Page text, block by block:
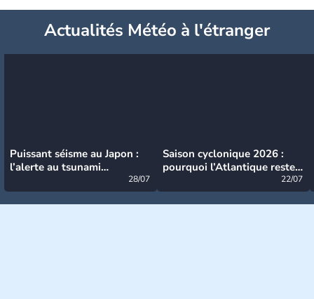
Actualités Météo à l'étranger
Puissant séisme au Japon :
l’alerte au tsunami
28/07
Saison cyclonique 2026 :
pourquoi l’Atlantique reste
22/07